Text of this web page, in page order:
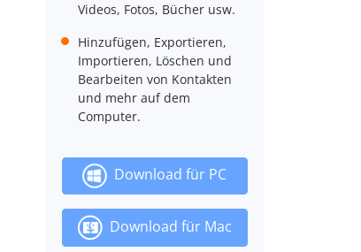
Videos, Fotos, Bücher usw.
Hinzufügen, Exportieren,
Importieren, Löschen und
Bearbeiten von Kontakten
und mehr auf dem
Computer.
Download für PC
Download für Mac